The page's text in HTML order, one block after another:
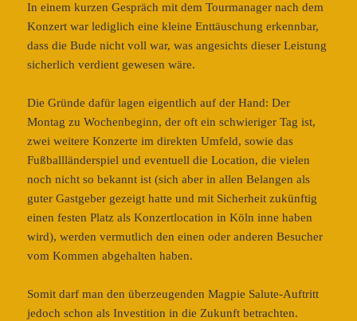
In einem kurzen Gespräch mit dem Tourmanager nach dem
Konzert war lediglich eine kleine Enttäuschung erkennbar,
dass die Bude nicht voll war, was angesichts dieser Leistung
sicherlich verdient gewesen wäre.
Die Gründe dafür lagen eigentlich auf der Hand: Der
Montag zu Wochenbeginn, der oft ein schwieriger Tag ist,
zwei weitere Konzerte im direkten Umfeld, sowie das
Fußballländerspiel und eventuell die Location, die vielen
noch nicht so bekannt ist (sich aber in allen Belangen als
guter Gastgeber gezeigt hatte und mit Sicherheit zukünftig
einen festen Platz als Konzertlocation in Köln inne haben
wird), werden vermutlich den einen oder anderen Besucher
vom Kommen abgehalten haben.
Somit darf man den überzeugenden Magpie Salute-Auftritt
jedoch schon als Investition in die Zukunft betrachten.